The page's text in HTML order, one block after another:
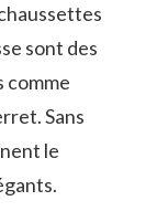
sont des
comme
Sans
le